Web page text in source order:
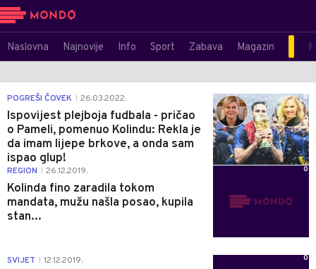
Naslovna Najnovije Info Sport Zabava Magazin
POGREŠI ČOVEK 26.03.2022.
Ispovijest plejboja fudbala - pričao
o Pameli, pomenuo Kolindu: Rekla je
da imam lijepe brkove, a onda sam
ispao glup!
0
REGION 26.12.2019.
Kolinda fino zaradila tokom
mandata, mužu našla posao, kupila
stan...
0
SVIJET 12.12.2019. 0